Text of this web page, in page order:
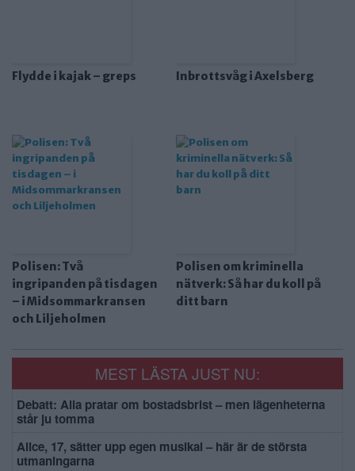
Flydde i kajak – greps Inbrottsvåg i Axelsberg
Polisen: Två
ingripanden på tisdagen
– i Midsommarkransen
och Liljeholmen
Polisen om kriminella
nätverk: Så har du koll på
ditt barn
MEST LÄSTA JUST NU:
Debatt: Alla pratar om bostadsbrist – men lägenheterna
står ju tomma
Alice, 17, sätter upp egen musikal – här är de största
utmaningarna